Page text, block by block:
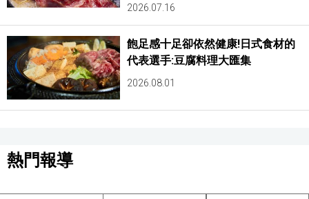
2026.07.16
飽足感十足卻依然健康!日式食材的
代表選手:豆腐料理大匯集
2026.08.01
熱門報導